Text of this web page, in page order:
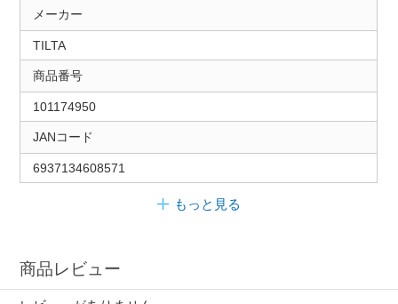
メーカー
TILTA
商品番号
101174950
JANコード
6937134608571
もっと見る
商品レビュー